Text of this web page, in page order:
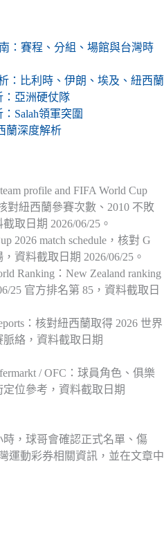
：賽程、分組、場館與台灣時
：比利時、伊朗、埃及、紐西蘭
：亞洲硬仗隊
Salah領軍突圍
蘭深度解析
profile and FIFA World Cup
對紐西蘭參賽次數、2010 不敗
取日期 2026/06/25。
2026 match schedule，核對 G
資料截取日期 2026/06/25。
Ranking：New Zealand ranking
25 官方排名第 85，資料截取日
：核對紐西蘭取得 2026 世界
絡，資料截取日期
/ OFC：球員角色、俱樂
位參考，資料截取日期
時，球哥會確認正式名單、傷
運動彩券相關資訊，並在文章中